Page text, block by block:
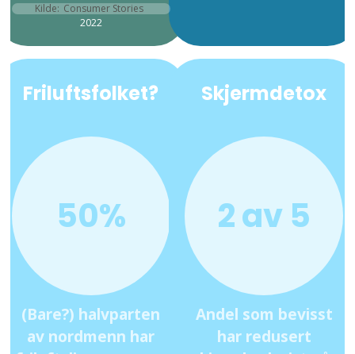
Kilde: Consumer Stories
2022
Friluftsfolket?
50%
(Bare?) halvparten
av nordmenn har
Skjermdetox
2 av 5
Andel som bevisst
har redusert